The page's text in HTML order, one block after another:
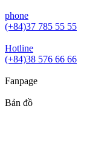
phone
(+84)37 785 55 55
Hotline
(+84)38 576 66 66
Fanpage
Bản đồ